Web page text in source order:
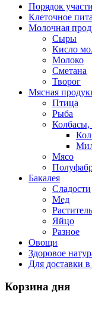
Порядок
Клеточное
Молочная
Сыры
Кисло
Молоко
Сметана
Творог
Мясная
Птица
Рыба
Колбасы,
Мясо
Бакалея
Сладости
Мед
Яйцо
Разное
Овощи
Здоровое
Для доставки
Корзина дня